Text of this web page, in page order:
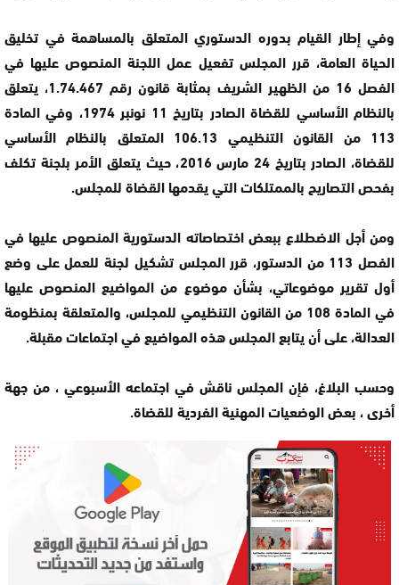
وفي إطار القيام بدوره الدستوري المتعلق بالمساهمة في تخليق
الحياة العامة، قرر المجلس تفعيل عمل اللجنة المنصوص عليها في
الفصل 16 من الظهير الشريف بمثابة قانون رقم 1.74.467، يتعلق
بالنظام الأساسي للقضاة الصادر بتاريخ 11 نونبر 1974، وفي المادة
113 من القانون التنظيمي 106.13 المتعلق بالنظام الأساسي
للقضاة، الصادر بتاريخ 24 مارس 2016، حيث يتعلق الأمر بلجنة تكلف
بفحص التصاريح بالممتلكات التي يقدمها القضاة للمجلس.
ومن أجل الاضطلاع ببعض اختصاصاته الدستورية المنصوص عليها في
الفصل 113 من الدستور، قرر المجلس تشكيل لجنة للعمل على وضع
أول تقرير موضوعاتي، بشأن موضوع من المواضيع المنصوص عليها
في المادة 108 من القانون التنظيمي للمجلس، والمتعلقة بمنظومة
العدالة، على أن يتابع المجلس هذه المواضيع في اجتماعات مقبلة.
وحسب البلاغ، فإن المجلس ناقش في اجتماعه الأسبوعي ، من جهة
أخرى ، بعض الوضعيات المهنية الفردية للقضاة.